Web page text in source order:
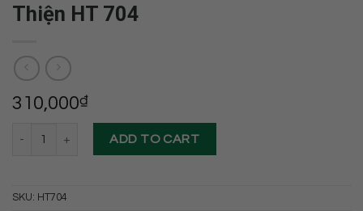
Thiện HT 704
310,000₫
Gương truyền thống cao cấp Hoàng Thiện HT 704 quantity
ADD TO CART
SKU: HT704